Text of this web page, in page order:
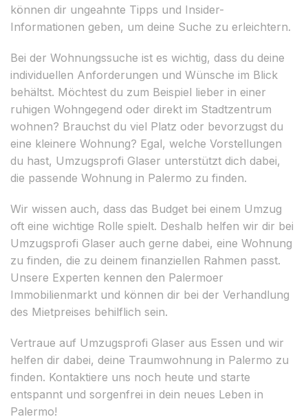
können dir ungeahnte Tipps und Insider-
Informationen geben, um deine Suche zu erleichtern.
Bei der Wohnungssuche ist es wichtig, dass du deine
individuellen Anforderungen und Wünsche im Blick
behältst. Möchtest du zum Beispiel lieber in einer
ruhigen Wohngegend oder direkt im Stadtzentrum
wohnen? Brauchst du viel Platz oder bevorzugst du
eine kleinere Wohnung? Egal, welche Vorstellungen
du hast, Umzugsprofi Glaser unterstützt dich dabei,
die passende Wohnung in Palermo zu finden.
Wir wissen auch, dass das Budget bei einem Umzug
oft eine wichtige Rolle spielt. Deshalb helfen wir dir bei
Umzugsprofi Glaser auch gerne dabei, eine Wohnung
zu finden, die zu deinem finanziellen Rahmen passt.
Unsere Experten kennen den Palermoer
Immobilienmarkt und können dir bei der Verhandlung
des Mietpreises behilflich sein.
Vertraue auf Umzugsprofi Glaser aus Essen und wir
helfen dir dabei, deine Traumwohnung in Palermo zu
finden. Kontaktiere uns noch heute und starte
entspannt und sorgenfrei in dein neues Leben in
Palermo!